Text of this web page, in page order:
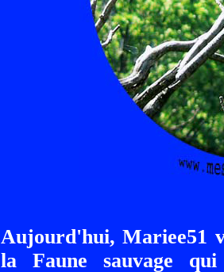
Aujourd'hui, Mariee51
la Faune sauvage